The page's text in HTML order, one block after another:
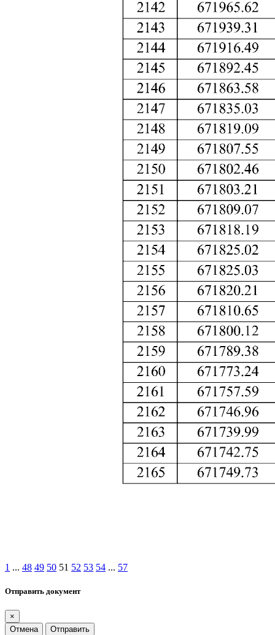
1 ... 48 49 50 51 52 53 54 ... 57
Отправить документ
×
Отмена
Отправить